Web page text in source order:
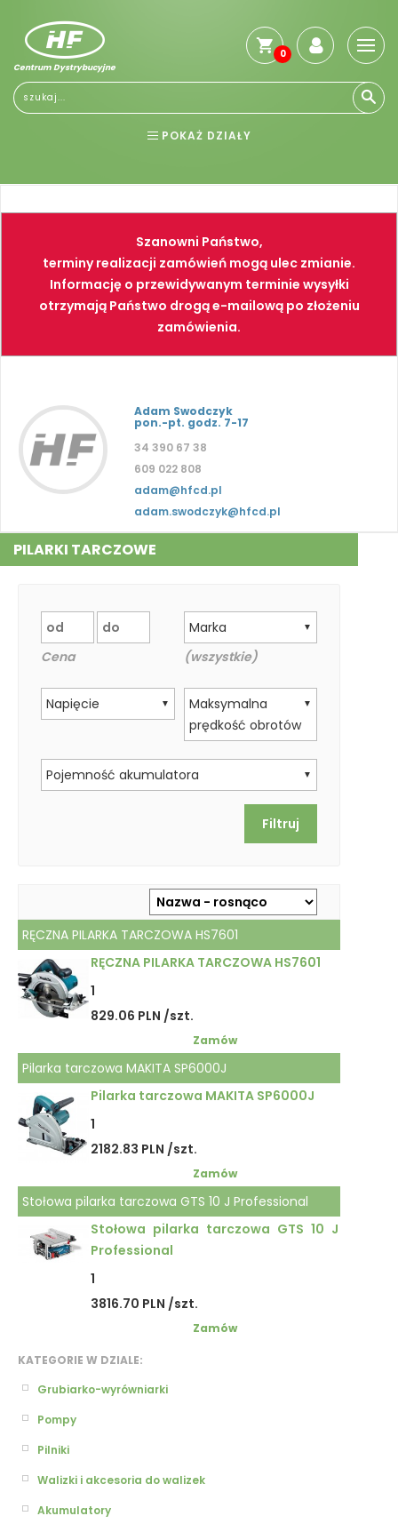
Centrum Dystrybucyjne
0
POKAŻ DZIAŁY
NARZĘDZIA SPAWALNICTWO
FARBY PNEUMATYKA
Szanowni Państwo,
terminy realizacji zamówień mogą ulec zmianie.
Informację o przewidywanym terminie wysyłki
otrzymają Państwo drogą e-mailową po złożeniu
zamówienia.
Adam Swodczyk
pon.-pt. godz. 7-17
34 390 67 38
609 022 808
adam@hfcd.pl
adam.swodczyk@hfcd.pl
PILARKI TARCZOWE
KATEGORIE W DZIALE:
Grubiarko-wyrówniarki
Pompy
Pilniki
Walizki i akcesoria do walizek
Akumulatory
Cena
▼
Marka
(wszystkie)
▼
Napięcie ▼
Maksymalna
prędkość obrotów
▼
Pojemność akumulatora
RĘCZNA PILARKA TARCZOWA HS7601
RĘCZNA PILARKA TARCZOWA HS7601
1
829.06 PLN /szt.
Zamów
Pilarka tarczowa MAKITA SP6000J
Pilarka tarczowa MAKITA SP6000J
1
2182.83 PLN /szt.
Zamów
Stołowa pilarka tarczowa GTS 10 J Professional
Stołowa pilarka tarczowa GTS 10 J
Professional
1
3816.70 PLN /szt.
Zamów